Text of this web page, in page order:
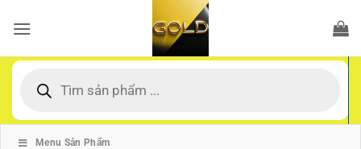
qua
dung
kiếm
Menu Sản Phẩm